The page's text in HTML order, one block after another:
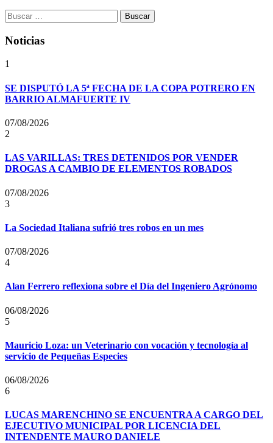
Buscar:
Noticias
1
SE DISPUTÓ LA 5ª FECHA DE LA COPA POTRERO EN
BARRIO ALMAFUERTE IV
07/08/2026
2
LAS VARILLAS: TRES DETENIDOS POR VENDER
DROGAS A CAMBIO DE ELEMENTOS ROBADOS
07/08/2026
3
La Sociedad Italiana sufrió tres robos en un mes
07/08/2026
4
Alan Ferrero reflexiona sobre el Día del Ingeniero Agrónomo
06/08/2026
5
Mauricio Loza: un Veterinario con vocación y tecnología al
servicio de Pequeñas Especies
06/08/2026
6
LUCAS MARENCHINO SE ENCUENTRA A CARGO DEL
EJECUTIVO MUNICIPAL POR LICENCIA DEL
INTENDENTE MAURO DANIELE